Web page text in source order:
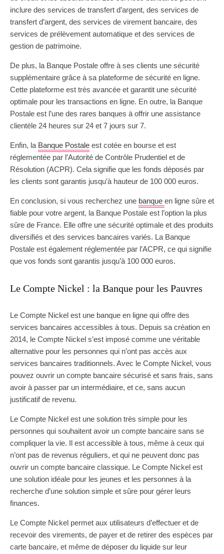
inclure des services de transfert d’argent, des services de
transfert d’argent, des services de virement bancaire, des
services de prélèvement automatique et des services de
gestion de patrimoine.
De plus, la Banque Postale offre à ses clients une sécurité
supplémentaire grâce à sa plateforme de sécurité en ligne.
Cette plateforme est très avancée et garantit une sécurité
optimale pour les transactions en ligne. En outre, la Banque
Postale est l’une des rares banques à offrir une assistance
clientèle 24 heures sur 24 et 7 jours sur 7.
Enfin, la Banque Postale est cotée en bourse et est
réglementée par l’Autorité de Contrôle Prudentiel et de
Résolution (ACPR). Cela signifie que les fonds déposés par
les clients sont garantis jusqu’à hauteur de 100 000 euros.
En conclusion, si vous recherchez une banque en ligne sûre et
fiable pour votre argent, la Banque Postale est l’option la plus
sûre de France. Elle offre une sécurité optimale et des produits
diversifiés et des services bancaires variés. La Banque
Postale est également réglementée par l’ACPR, ce qui signifie
que vos fonds sont garantis jusqu’à 100 000 euros.
Le Compte Nickel : la Banque pour les Pauvres
Le Compte Nickel est une banque en ligne qui offre des
services bancaires accessibles à tous. Depuis sa création en
2014, le Compte Nickel s’est imposé comme une véritable
alternative pour les personnes qui n’ont pas accès aux
services bancaires traditionnels. Avec le Compte Nickel, vous
pouvez ouvrir un compte bancaire sécurisé et sans frais, sans
avoir à passer par un intermédiaire, et ce, sans aucun
justificatif de revenu.
Le Compte Nickel est une solution très simple pour les
personnes qui souhaitent avoir un compte bancaire sans se
compliquer la vie. Il est accessible à tous, même à ceux qui
n’ont pas de revenus réguliers, et qui ne peuvent donc pas
ouvrir un compte bancaire classique. Le Compte Nickel est
une solution idéale pour les jeunes et les personnes à la
recherche d’une solution simple et sûre pour gérer leurs
finances.
Le Compte Nickel permet aux utilisateurs d’effectuer et de
recevoir des virements, de payer et de retirer des espèces par
carte bancaire, et même de déposer du liquide sur leur